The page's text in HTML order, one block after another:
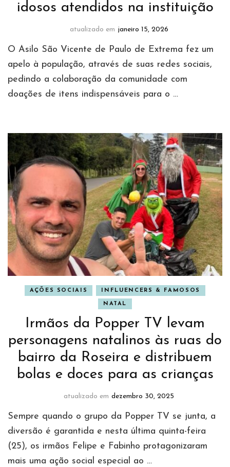
idosos atendidos na instituição
atualizado em janeiro 15, 2026
O Asilo São Vicente de Paulo de Extrema fez um
apelo à população, através de suas redes sociais,
pedindo a colaboração da comunidade com
doações de itens indispensáveis para o …
AÇÕES SOCIAIS INFLUENCERS & FAMOSOS
NATAL
Irmãos da Popper TV levam
personagens natalinos às ruas do
bairro da Roseira e distribuem
bolas e doces para as crianças
atualizado em dezembro 30, 2025
Sempre quando o grupo da Popper TV se junta, a
diversão é garantida e nesta última quinta-feira
(25), os irmãos Felipe e Fabinho protagonizaram
mais uma ação social especial ao …